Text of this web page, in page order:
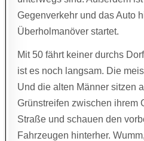
Gegenverkehr und das Auto
Überholmanöver startet.
Mit 50 fährt keiner durchs
ist es noch langsam. Die
Und die alten Männer sitzen
Grünstreifen zwischen ihrem
Straße und schauen den
Fahrzeugen hinterher.